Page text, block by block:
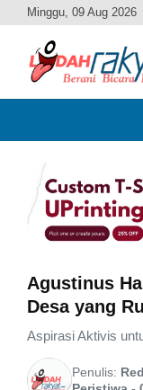
Minggu, 09 Aug 2026
Agustinus
Desa yang
Aspirasi Aktivis
Penulis: